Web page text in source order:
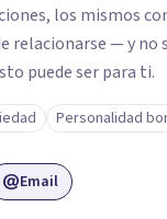
los mismos
relacionarse — y no
puede ser para ti.
Personalidad
Email